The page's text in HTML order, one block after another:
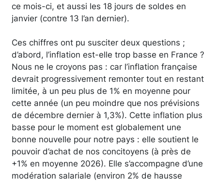
ce mois-ci, et aussi les 18 jours de soldes en
janvier (contre 13 l’an dernier).
Ces chiffres ont pu susciter deux questions ;
d’abord, l’inflation est-elle trop basse en France ?
Nous ne le croyons pas : car l’inflation française
devrait progressivement remonter tout en restant
limitée, à un peu plus de 1% en moyenne pour
cette année (un peu moindre que nos prévisions
de décembre dernier à 1,3%). Cette inflation plus
basse pour le moment est globalement une
bonne nouvelle pour notre pays : elle soutient le
pouvoir d’achat de nos concitoyens (à près de
+1% en moyenne 2026). Elle s’accompagne d’une
modération salariale (environ 2% de hausse